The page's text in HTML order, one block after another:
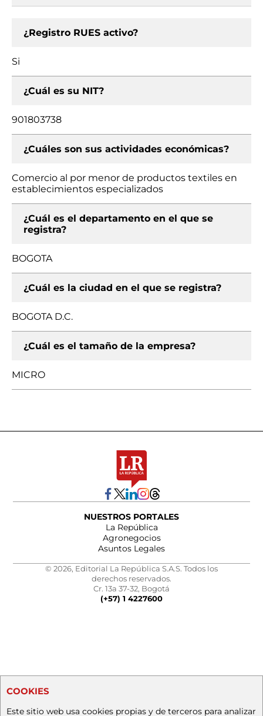
¿Registro RUES activo?
Si
¿Cuál es su NIT?
901803738
¿Cuáles son sus actividades económicas?
Comercio al por menor de productos textiles en
establecimientos especializados
¿Cuál es el departamento en el que se
registra?
BOGOTA
¿Cuál es la ciudad en el que se registra?
BOGOTA D.C.
¿Cuál es el tamaño de la empresa?
MICRO
NUESTROS PORTALES
La República
Agronegocios
Asuntos Legales
© 2026, Editorial La República S.A.S. Todos los
derechos reservados.
Cr. 13a 37-32, Bogotá
(+57) 1 4227600
COOKIES
Este sitio web usa cookies propias y de terceros para analizar